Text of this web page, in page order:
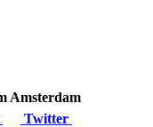
Amsterdam
Twitter